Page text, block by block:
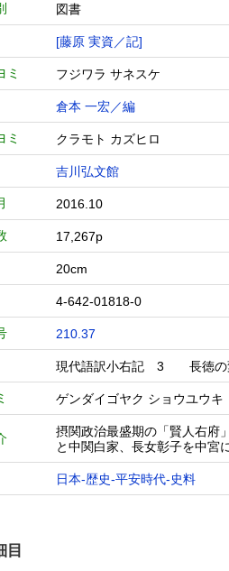
図書
[藤原 実資／記]
ミ フジワラ サネスケ
倉本 一宏／編
ミ クラモト カズヒロ
吉川弘文館
2016.10
17,267p
20cm
4-642-01818-0
210.37
現代語訳小右記 3 長徳
ゲンダイゴヤク ショウユウキ
摂関政治最盛期の「賢人右府
と中関白家、長女彰子を中宮
日本-歴史-平安時代-史料
目